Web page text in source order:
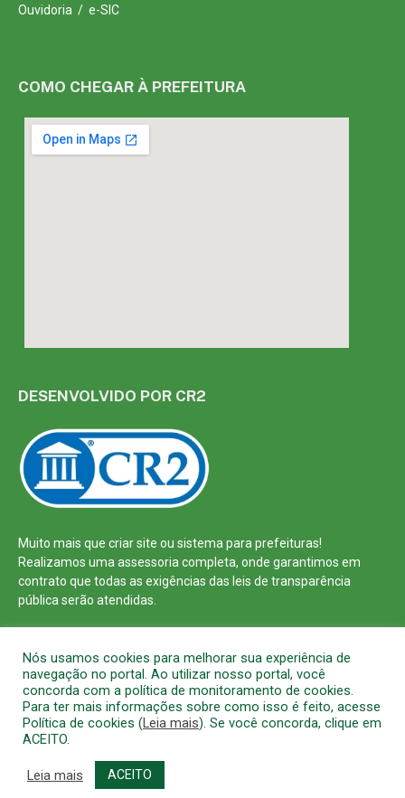
Ouvidoria / e-SIC
COMO CHEGAR À PREFEITURA
DESENVOLVIDO POR CR2
Muito mais que criar site ou sistema para prefeituras!
Realizamos uma assessoria completa, onde garantimos em
contrato que todas as exigências das leis de transparência
pública serão atendidas.
Todos os direitos reservados a Prefeitura Municipal de Barcarena
Acessar Área Administrativa
Nós usamos cookies para melhorar sua experiência de
navegação no portal. Ao utilizar nosso portal, você
concorda com a política de monitoramento de cookies.
Para ter mais informações sobre como isso é feito, acesse
Política de cookies (Leia mais). Se você concorda, clique em
ACEITO.
Leia mais ACEITO